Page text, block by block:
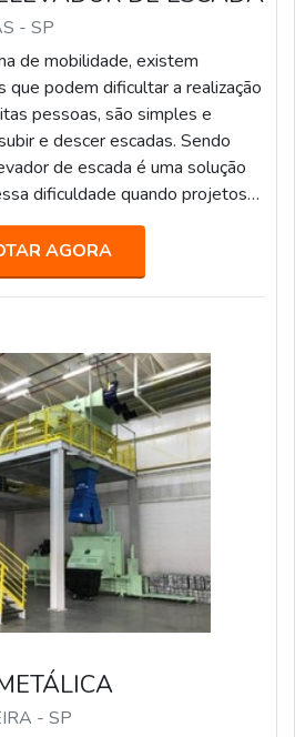
- SP
de mobilidade, existem
podem dificultar a realização
pessoas, são simples e
e descer escadas. Sendo
de escada é uma solução
dificuldade quando projetos
são executados.MAIS
O PRODUTOO equipamento é
de descida, o que permite
forma segura em caso
AGORA
- SP